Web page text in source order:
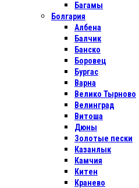
Багамы
Болгария
Албена
Балчик
Банско
Боровец
Бургас
Варна
Велико Тырново
Велинград
Витоша
Дюны
Золотые пески
Казанлык
Камчия
Китен
Кранево